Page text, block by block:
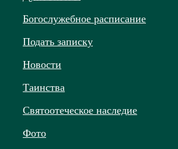
Богослужебное расписание
Подать записку
Новости
Таинства
Святоотеческое наследие
Фото